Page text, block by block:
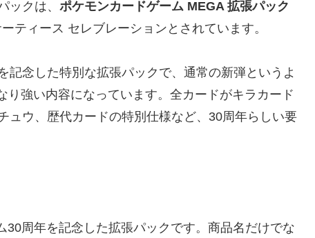
ックは、 ポケモンカードゲーム MEGA 拡張パック
ティース セレブレーションとされています。
記念した特別な拡張パックで、通常の新弾というよ
り強い内容になっています。全カードがキラカード
ュウ、歴代カードの特別仕様など、30周年らしい要
周年を記念した拡張パックです。商品名だけでな